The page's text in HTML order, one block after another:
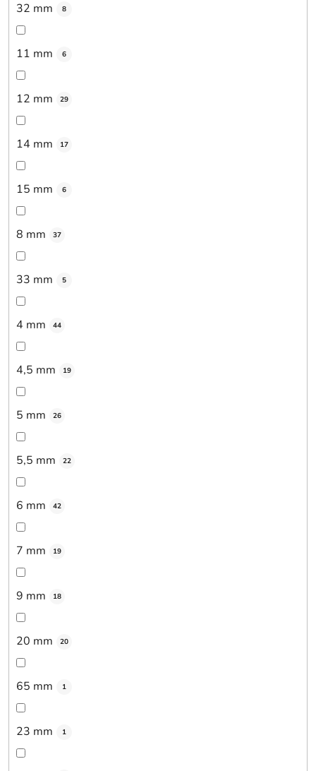
32 mm 8
11 mm 6
12 mm 29
14 mm 17
15 mm 6
8 mm 37
33 mm 5
4 mm 44
4,5 mm 19
5 mm 26
5,5 mm 22
6 mm 42
7 mm 19
9 mm 18
20 mm 20
65 mm 1
23 mm 1